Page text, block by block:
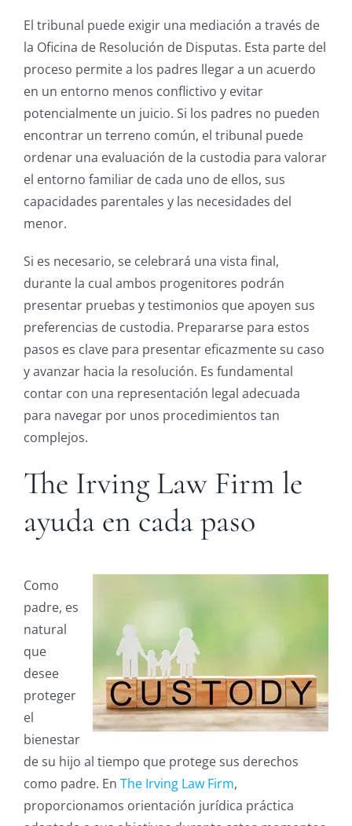
El tribunal puede exigir una mediación a través de
la Oficina de Resolución de Disputas. Esta parte del
proceso permite a los padres llegar a un acuerdo
en un entorno menos conflictivo y evitar
potencialmente un juicio. Si los padres no pueden
encontrar un terreno común, el tribunal puede
ordenar una evaluación de la custodia para valorar
el entorno familiar de cada uno de ellos, sus
capacidades parentales y las necesidades del
menor.
Si es necesario, se celebrará una vista final,
durante la cual ambos progenitores podrán
presentar pruebas y testimonios que apoyen sus
preferencias de custodia. Prepararse para estos
pasos es clave para presentar eficazmente su caso
y avanzar hacia la resolución. Es fundamental
contar con una representación legal adecuada
para navegar por unos procedimientos tan
complejos.
The Irving Law Firm le
ayuda en cada paso
Como
padre, es
natural
que
desee
proteger
el
bienestar
de su hijo al tiempo que protege sus derechos
como padre. En The Irving Law Firm,
proporcionamos orientación jurídica práctica